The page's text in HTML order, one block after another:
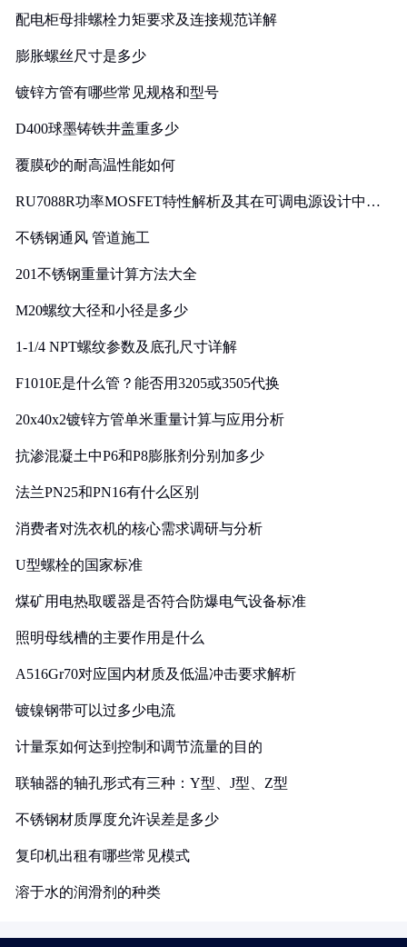
配电柜母排螺栓力矩要求及连接规范详解
膨胀螺丝尺寸是多少
镀锌方管有哪些常见规格和型号
D400球墨铸铁井盖重多少
覆膜砂的耐高温性能如何
RU7088R功率MOSFET特性解析及其在可调电源设计中的
不锈钢通风 管道施工
201不锈钢重量计算方法大全
M20螺纹大径和小径是多少
1-1/4 NPT螺纹参数及底孔尺寸详解
F1010E是什么管？能否用3205或3505代换
20x40x2镀锌方管单米重量计算与应用分析
抗渗混凝土中P6和P8膨胀剂分别加多少
法兰PN25和PN16有什么区别
消费者对洗衣机的核心需求调研与分析
U型螺栓的国家标准
煤矿用电热取暖器是否符合防爆电气设备标准
照明母线槽的主要作用是什么
A516Gr70对应国内材质及低温冲击要求解析
镀镍钢带可以过多少电流
计量泵如何达到控制和调节流量的目的
联轴器的轴孔形式有三种：Y型、J型、Z型
不锈钢材质厚度允许误差是多少
复印机出租有哪些常见模式
溶于水的润滑剂的种类